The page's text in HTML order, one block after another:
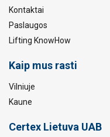
Kontaktai
Paslaugos
Lifting KnowHow
Kaip mus rasti
Vilniuje
Kaune
Certex Lietuva UAB